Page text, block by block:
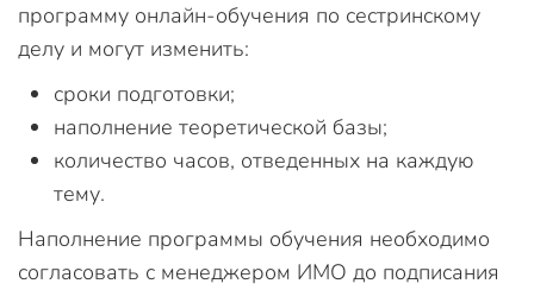
программу онлайн-обучения по сестринскому
делу и могут изменить:
сроки подготовки;
наполнение теоретической базы;
количество часов, отведенных на каждую
тему.
Наполнение программы обучения необходимо
согласовать с менеджером ИМО до подписания